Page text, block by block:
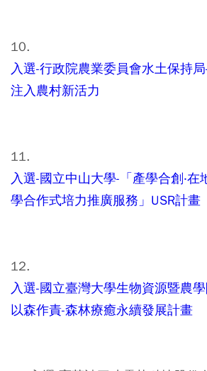
10.
入選-行政院農業委員會水土保持
注入農村新活力
11.
入選-國立中山大學-「產學合創‧
學合作式培力推廣服務」USR計畫
12.
入選-國立臺灣大學生物資源暨農
以森作責-森林療癒永續發展計畫